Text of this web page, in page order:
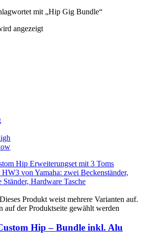
mit „Hip Gig Bundle“
angezeigt
Dieses Produkt weist mehrere Varianten auf.
auf der Produktseite gewählt werden
Hip – Bundle inkl. Alu